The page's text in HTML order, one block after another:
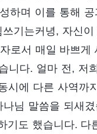
하며 이를 통해
기는커녕, 자신
로서 매일 바쁘
니다. 얼마 전, 저
시에 다른 사역까
님 말씀을 되새
기도 했습니다.